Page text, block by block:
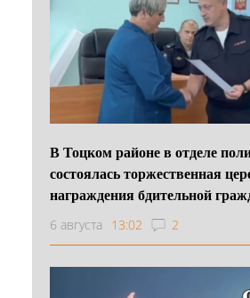
В Тоцком районе в отделе
состоялась торжественная
награждения бдительной
6 августа 13:02 2